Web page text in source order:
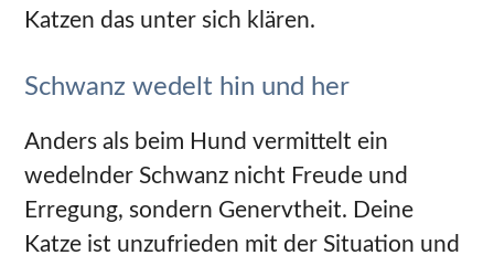
Katzen das unter sich klären.
Schwanz wedelt hin und her
Anders als beim Hund vermittelt ein
wedelnder Schwanz nicht Freude und
Erregung, sondern Genervtheit. Deine
Katze ist unzufrieden mit der Situation und